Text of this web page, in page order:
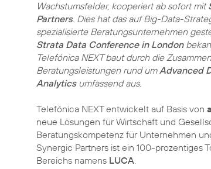
Wachstumsfelder, kooperiert ab sofort mit
Partners. Dies hat das auf Big-Data-
spezialisierte Beratungsunternehmen
Strata Data Conference in London
Telefónica NEXT baut durch die
Beratungsleistungen rund umAdvanced
Analyticsumfassend aus.
Telefónica NEXT entwickelt auf Basis von
neue Lösungen für Wirtschaft und
Beratungskompetenz für Unternehmen
Synergic Partners ist ein 100-prozentiges
Bereichs namens LUCA.